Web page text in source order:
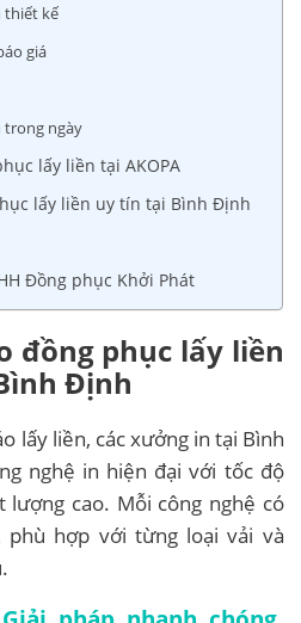
thiết kế
giá
trong ngày
lấy liền tại AKOPA
lấy liền uy tín tại Bình Định
Đồng phục Khởi Phát
đồng phục lấy liền
Định
lấy liền, các xưởng in tại Bình
nghệ in hiện đại với tốc độ
lượng cao. Mỗi công nghệ có
phù hợp với từng loại vải và